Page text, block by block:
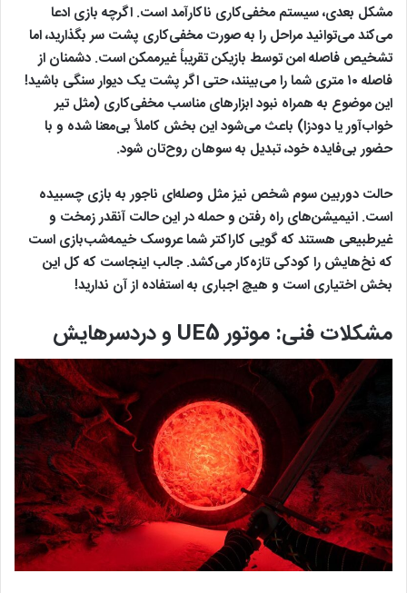
مشکل بعدی، سیستم مخفی‌کاری ناکارآمد است. اگرچه بازی ادعا
می‌کند می‌توانید مراحل را به صورت مخفی‌کاری پشت سر بگذارید، اما
تشخیص فاصله امن توسط بازیکن تقریباً غیرممکن است. دشمنان از
فاصله ۱۰ متری شما را می‌بینند، حتی اگر پشت یک دیوار سنگی باشید!
این موضوع به همراه نبود ابزارهای مناسب مخفی‌کاری (مثل تیر
خواب‌آور یا دودزا) باعث می‌شود این بخش کاملاً بی‌معنا شده و با
حضور بی‌فایده خود، تبدیل به سوهان روح‌تان شود.
حالت دوربین سوم شخص نیز مثل وصله‌ای ناجور به بازی چسبیده
است. انیمیشن‌های راه رفتن و حمله در این حالت آنقدر زمخت و
غیرطبیعی هستند که گویی کاراکتر شما عروسک خیمه‌شب‌بازی است
که نخ‌هایش را کودکی تازه‌کار می‌کشد. جالب اینجاست که کل این
بخش اختیاری است و هیچ اجباری به استفاده از آن ندارید!
مشکلات فنی: موتورUE5 و دردسرهایش